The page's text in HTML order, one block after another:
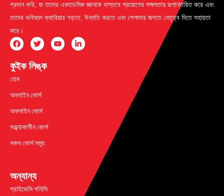
প্রদান করি, যা তাদের একাডেমিক জ্ঞানকে বাস্তবে প্রয়োগের সক্ষমতায় রূপান্তরিত করে এবং
তাদের ভবিষ্যৎ ক্যারিয়ার গড়তে, উন্নতি করতে এবং পেশাদার জগতে নেতৃত্ব দিতে সহায়তা
করে।
কুইক লিঙ্ক
হোম
অনলাইন কোর্স
অফলাইন কোর্স
সন্ধ্যাকালীন কোর্স
সকল কোর্স সমূহ
অন্যান্য
প্রাইভেসি পলিসি